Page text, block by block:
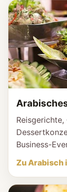
Business-
Zu Arabisch